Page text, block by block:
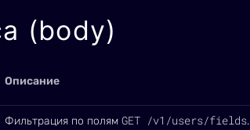
(body)
Описание
Фильтрация по полям GET /v1/users/fields.